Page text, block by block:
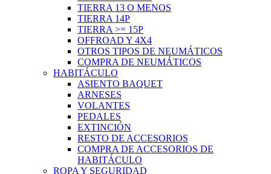
TIERRA 13 O MENOS
TIERRA 14P
TIERRA >= 15P
OFFROAD Y 4X4
OTROS TIPOS DE NEUMÁTICOS
COMPRA DE NEUMÁTICOS
HABITÁCULO
ASIENTO BAQUET
ARNESES
VOLANTES
PEDALES
EXTINCIÓN
RESTO DE ACCESORIOS
COMPRA DE ACCESORIOS DE
HABITÁCULO
ROPA Y SEGURIDAD